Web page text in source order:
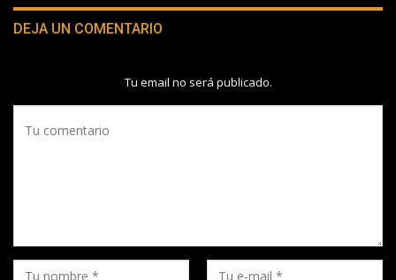
DEJA UN COMENTARIO
Tu email no será publicado.